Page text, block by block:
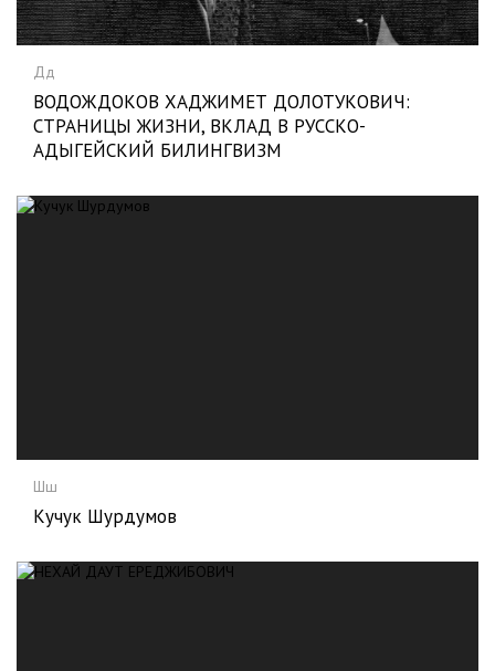
Дд
ВОДОЖДОКОВ ХАДЖИМЕТ ДОЛОТУКОВИЧ:
СТРАНИЦЫ ЖИЗНИ, ВКЛАД В РУССКО-
АДЫГЕЙСКИЙ БИЛИНГВИЗМ
Шш
Кучук Шурдумов